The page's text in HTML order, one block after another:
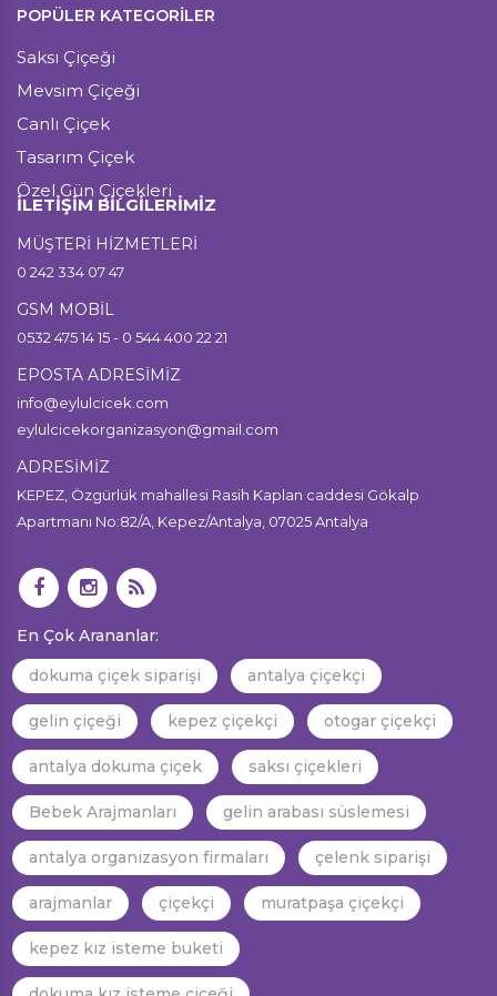
POPÜLER KATEGORİLER
Saksı Çiçeği
Mevsim Çiçeği
Canlı Çiçek
Tasarım Çiçek
Özel Gün Çiçekleri
İLETİŞİM BİLGİLERİMİZ
MÜŞTERİ HİZMETLERİ
0 242 334 07 47
GSM MOBİL
0532 475 14 15 - 0 544 400 22 21
EPOSTA ADRESİMİZ
info@eylulcicek.com
eylulcicekorganizasyon@gmail.com
ADRESİMİZ
KEPEZ, Özgürlük mahallesi Rasih Kaplan caddesi Gökalp
Apartmanı No:82/A, Kepez/Antalya, 07025 Antalya
En Çok Arananlar:
dokuma çiçek siparişi
antalya çiçekçi
gelin çiçeği kepez çiçekçi otogar çiçekçi
antalya dokuma çiçek saksı çiçekleri
Bebek Arajmanları gelin arabası süslemesi
antalya organizasyon firmaları çelenk siparişi
arajmanlar çiçekçi muratpaşa çiçekçi
kepez kız isteme buketi